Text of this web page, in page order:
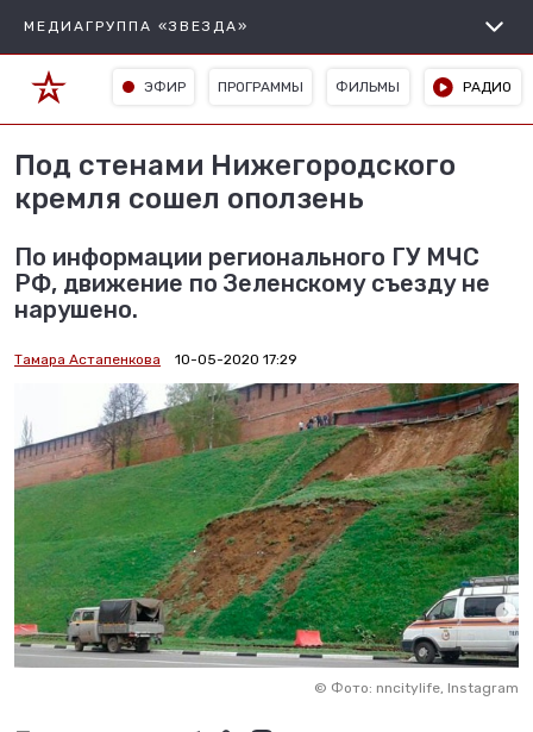
МЕДИАГРУППА «ЗВЕЗДА»
ЭФИР ПРОГРАММЫ ФИЛЬМЫ РАДИО
Под стенами Нижегородского
кремля сошел оползень
По информации регионального ГУ МЧС
РФ, движение по Зеленскому съезду не
нарушено.
Тамара Астапенкова 10-05-2020 17:29
© Фото: nncitylife, Instagram